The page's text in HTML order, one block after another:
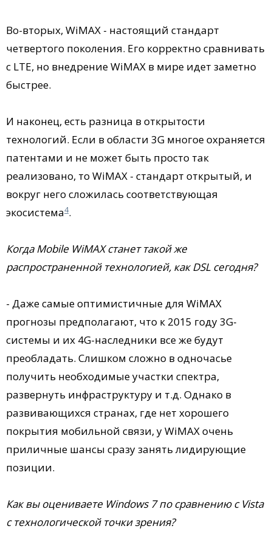
Во-вторых, WiMAX - настоящий стандарт
четвертого поколения. Его корректно сравнивать
с LTE, но внедрение WiMAX в мире идет заметно
быстрее.
И наконец, есть разница в открытости
технологий. Если в области 3G многое охраняется
патентами и не может быть просто так
реализовано, то WiMAX - стандарт открытый, и
вокруг него сложилась соответствующая
экосистема4.
Когда Mobile WiMAX станет такой же
распространенной технологией, как DSL сегодня?
- Даже самые оптимистичные для WiMAX
прогнозы предполагают, что к 2015 году 3G-
системы и их 4G-наследники все же будут
преобладать. Слишком сложно в одночасье
получить необходимые участки спектра,
развернуть инфраструктуру и т.д. Однако в
развивающихся странах, где нет хорошего
покрытия мобильной связи, у WiMAX очень
приличные шансы сразу занять лидирующие
позиции.
Как вы оцениваете Windows 7 по сравнению с Vista
с технологической точки зрения?